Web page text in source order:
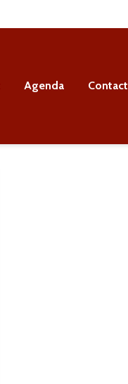
Agenda Contact